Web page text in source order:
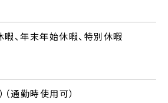
、年末年始休暇、特別休暇
通勤時使用可）